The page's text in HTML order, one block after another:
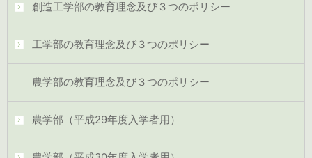
創造工学部の教育理念及び３つのポリシー
工学部の教育理念及び３つのポリシー
農学部の教育理念及び３つのポリシー
農学部（平成29年度入学者用）